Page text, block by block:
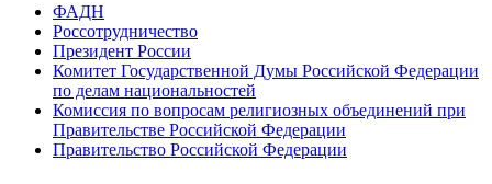
ФАДН
Россотрудничество
Президент России
Комитет Государственной Думы Российской Федерации
по делам национальностей
Комиссия по вопросам религиозных объединений при
Правительстве Российской Федерации
Правительство Российской Федерации